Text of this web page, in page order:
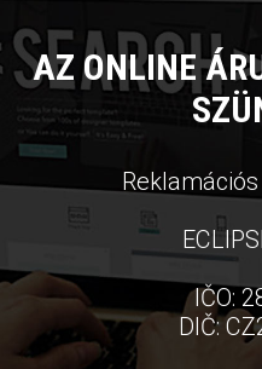
AZ ONLINE
IČO:
DIČ: